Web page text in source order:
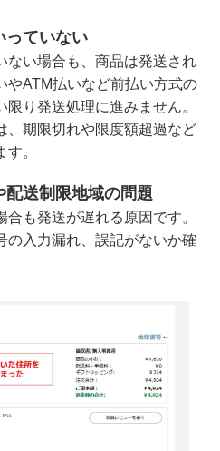
っていない
ない場合も、商品は発送され
やATM払いなど前払い方式の
り発送処理に進みません。
、期限切れや限度額超過など
。
配送制限地域の問題
も発送が遅れる原因です。
の入力漏れ、誤記がないか確